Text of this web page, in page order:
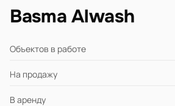
Basma Alwash
Объектов в работе
На продажу
В аренду